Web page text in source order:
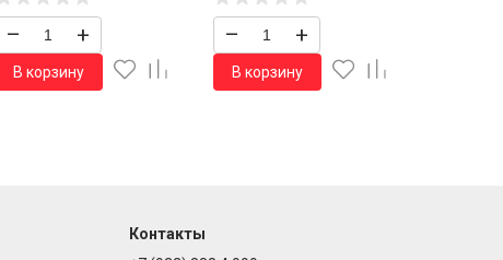
– +
В корзину
– +
В корзину
Контакты